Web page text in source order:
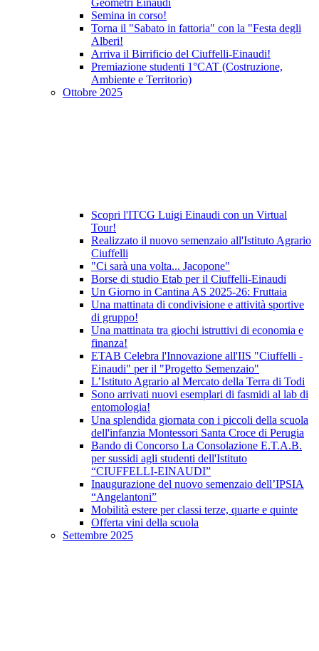
Geometri Einaudi
Semina in corso!
Torna il "Sabato in fattoria" con la "Festa degli
Alberi!
Arriva il Birrificio del Ciuffelli-Einaudi!
Premiazione studenti 1°CAT (Costruzione,
Ambiente e Territorio)
Ottobre 2025
Scopri l'ITCG Luigi Einaudi con un Virtual
Tour!
Realizzato il nuovo semenzaio all'Istituto Agrario
Ciuffelli
"Ci sarà una volta... Jacopone"
Borse di studio Etab per il Ciuffelli-Einaudi
Un Giorno in Cantina AS 2025-26: Fruttaia
Una mattinata di condivisione e attività sportive
di gruppo!
Una mattinata tra giochi istruttivi di economia e
finanza!
ETAB Celebra l'Innovazione all'IIS "Ciuffelli -
Einaudi" per il "Progetto Semenzaio"
L’Istituto Agrario al Mercato della Terra di Todi
Sono arrivati nuovi esemplari di fasmidi al lab di
entomologia!
Una splendida giornata con i piccoli della scuola
dell'infanzia Montessori Santa Croce di Perugia
Bando di Concorso La Consolazione E.T.A.B.
per sussidi agli studenti dell'Istituto
“CIUFFELLI-EINAUDI”
Inaugurazione del nuovo semenzaio dell’IPSIA
“Angelantoni”
Mobilità estere per classi terze, quarte e quinte
Offerta vini della scuola
Settembre 2025